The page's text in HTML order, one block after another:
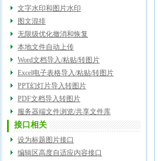
文字水印和图片水印
图文混排
无限级优化撤消和恢复
本地文件自动上传
Word文档导入/粘贴/转图片
Excel电子表格导入/粘贴/转图片
PPT幻灯片导入转图片
PDF文档导入转图片
服务器端文件浏览/共享文件库
接口相关
设为标题图片接口
编辑区高度自适应内容接口